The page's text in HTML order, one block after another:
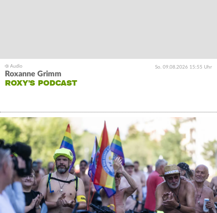
So. 09.08.2026 15:55 Uhr
Roxanne Grimm
ROXY'S PODCAST